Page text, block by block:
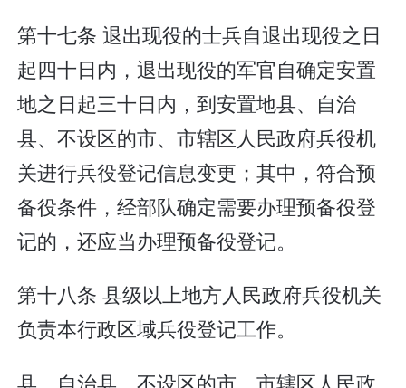
第十七条 退出现役的士兵自退出现役之日
起四十日内，退出现役的军官自确定安置
地之日起三十日内，到安置地县、自治
县、不设区的市、市辖区人民政府兵役机
关进行兵役登记信息变更；其中，符合预
备役条件，经部队确定需要办理预备役登
记的，还应当办理预备役登记。
第十八条 县级以上地方人民政府兵役机关
负责本行政区域兵役登记工作。
县、自治县、不设区的市、市辖区人民政